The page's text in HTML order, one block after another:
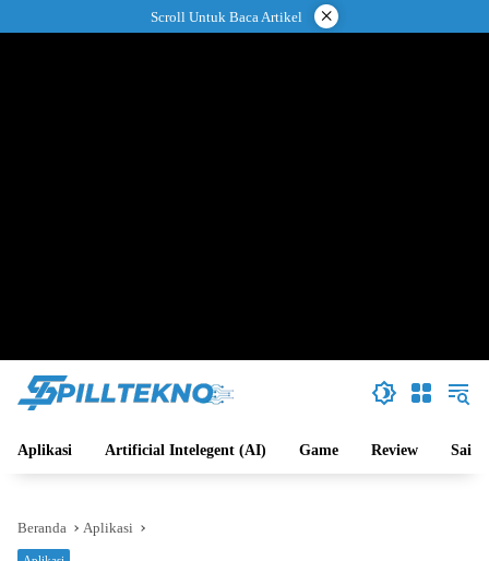
ke
Scroll Untuk Baca Artikel ×
Aplikasi Artificial Intelegent (AI) Game Review Sains
Beranda Aplikasi